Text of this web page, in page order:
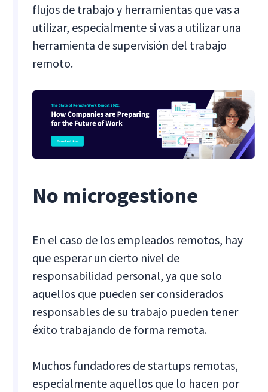
flujos de trabajo y herramientas que vas a
utilizar, especialmente si vas a utilizar una
herramienta de supervisión del trabajo
remoto.
No microgestione
En el caso de los empleados remotos, hay
que esperar un cierto nivel de
responsabilidad personal, ya que solo
aquellos que pueden ser considerados
responsables de su trabajo pueden tener
éxito trabajando de forma remota.
Muchos fundadores de startups remotas,
especialmente aquellos que lo hacen por